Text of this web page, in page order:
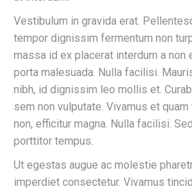
Vestibulum in gravida erat.
tempor dignissim fermentum non
massa id ex placerat interdum a non
porta malesuada. Nulla facilisi.
nibh, id dignissim leo mollis et.
sem non vulputate. Vivamus et
non, efficitur magna. Nulla facilisi.
porttitor tempus.
Ut egestas augue ac molestie
imperdiet consectetur. Vivamus